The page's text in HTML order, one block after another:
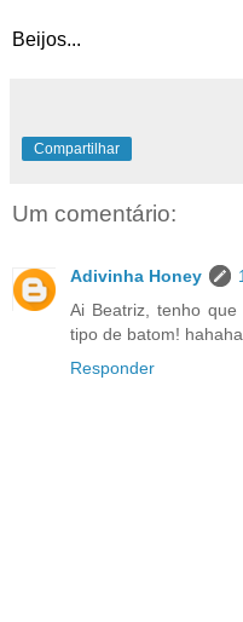
Beijos...
Compartilhar
Um comentário:
Adivinha Honey
Ai Beatriz, tenho
tipo de batom!
Responder